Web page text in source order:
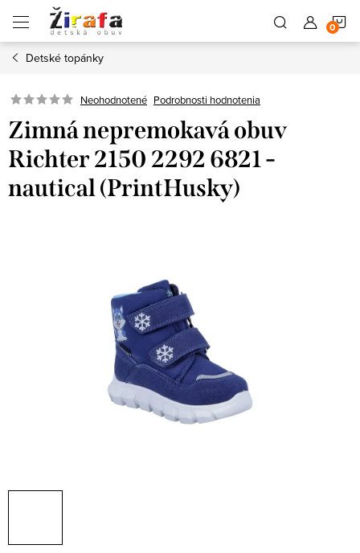
obsah
Detské topánky
Neohodnotené Podrobnosti hodnotenia
Zimná nepremokavá obuv
Richter 2150 2292 6821 -
nautical (PrintHusky)